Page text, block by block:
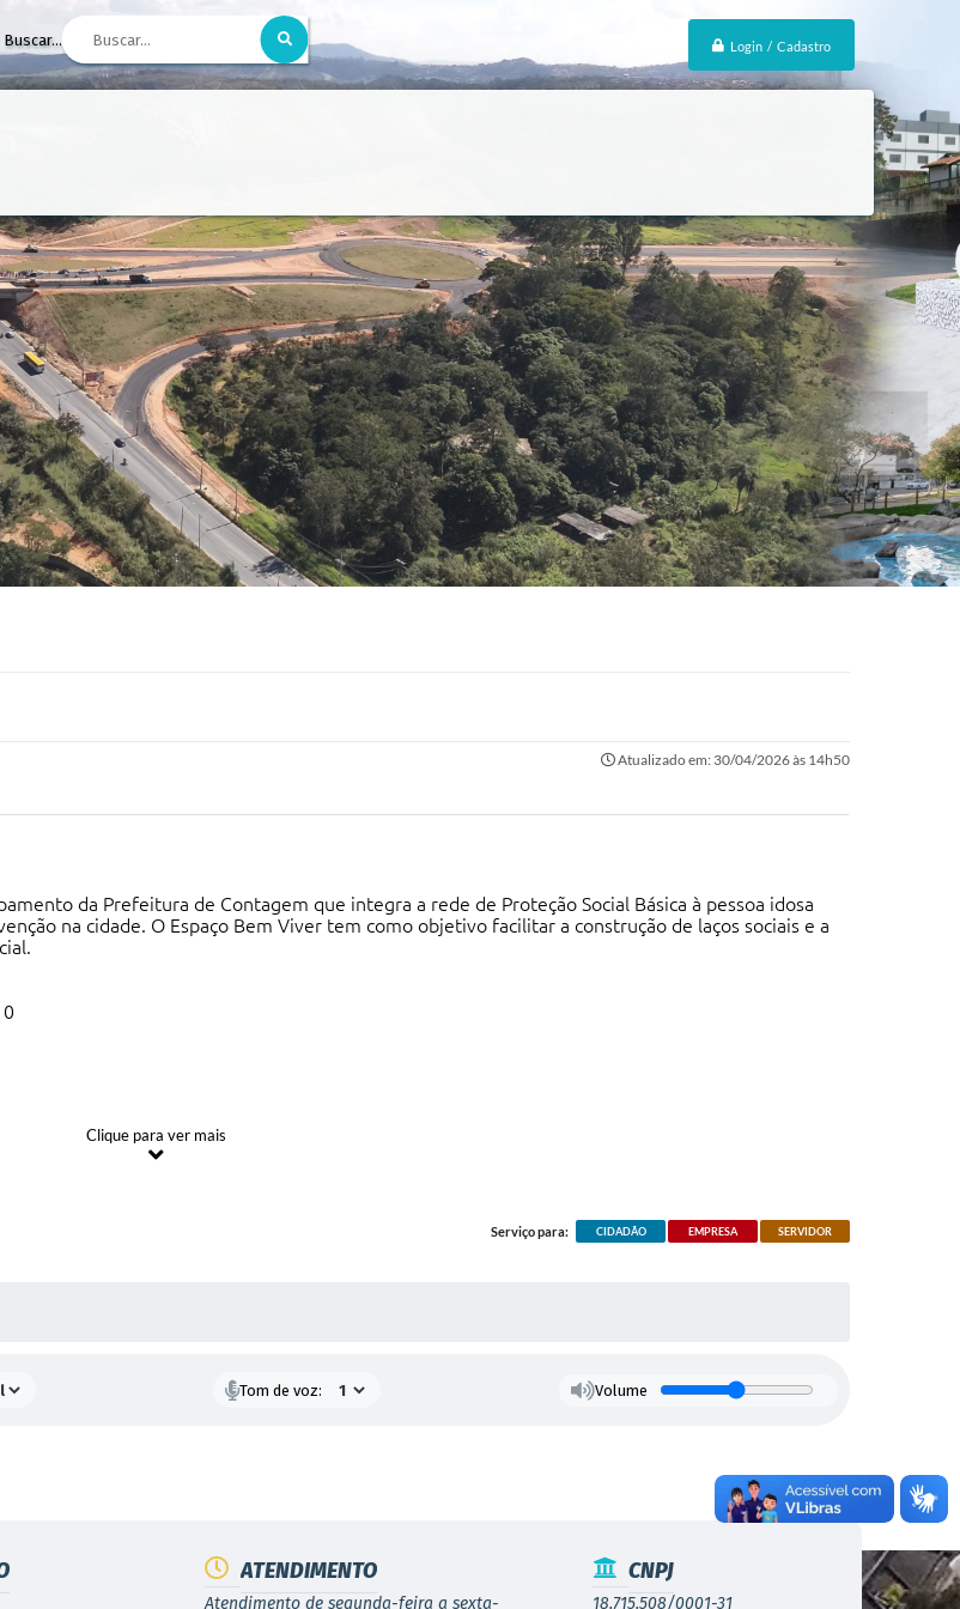
Login / Cadastro
Buscar...
Atualizado em: 30/04/2026 às 14h50
da Prefeitura de Contagem que integra a rede de Proteção Social Básica à pessoa idosa
na cidade. O Espaço Bem Viver tem como objetivo facilitar a construção de laços sociais e a
Reduzida e Atenção ao Idoso
Clique para ver mais
Serviço para: CIDADÃO EMPRESA SERVIDOR
Tom de voz: Volume
ATENDIMENTO
Atendimento de segunda-feira a sexta-
CNPJ
18.715.508/0001-31